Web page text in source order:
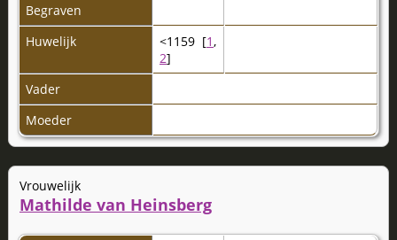
Begraven
Huwelijk
<1159 [1 ,
2]
Vader
Moeder
Vrouwelijk
Mathilde van Heinsberg